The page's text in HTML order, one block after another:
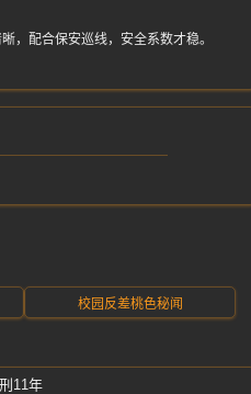
，配合保安巡线，安全系数才稳。
校园反差桃色秘闻
11年